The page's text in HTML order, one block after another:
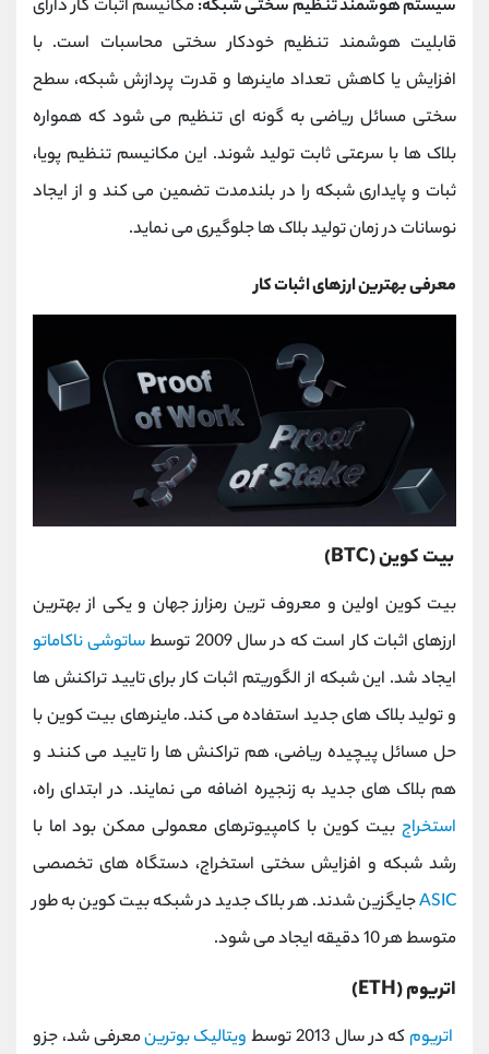
سیستم هوشمند تنظیم سختی شبکه:مکانیسم اثبات کار دارای
قابلیت هوشمند تنظیم خودکار سختی محاسبات است. با
افزایش یا کاهش تعداد ماینرها و قدرت پردازش شبکه، سطح
سختی مسائل ریاضی به گونه ای تنظیم می شود که همواره
بلاک ها با سرعتی ثابت تولید شوند. این مکانیسم تنظیم پویا،
ثبات و پایداری شبکه را در بلندمدت تضمین می کند و از ایجاد
نوسانات در زمان تولید بلاک ها جلوگیری می نماید.
معرفی بهترین ارزهای اثبات کار
بیت کوین (BTC)
بیت کوین اولین و معروف ترین رمزارز جهان و یکی از بهترین
ارزهای اثبات کار است که در سال 2009 توسط
ساتوشی ناکاماتو
ایجاد شد. این شبکه از الگوریتم اثبات کار برای تایید تراکنش ها
و تولید بلاک های جدید استفاده می کند. ماینرهای بیت کوین با
حل مسائل پیچیده ریاضی، هم تراکنش ها را تایید می کنند و
هم بلاک های جدید به زنجیره اضافه می نمایند. در ابتدای راه،
استخراج بیت کوین با کامپیوترهای معمولی ممکن بود اما با
رشد شبکه و افزایش سختی استخراج، دستگاه های تخصصی
ASICجایگزین شدند. هر بلاک جدید در شبکه بیت کوین به طور
متوسط هر 10 دقیقه ایجاد می شود.
اتریوم (ETH)
اتریوم که در سال 2013 توسط ویتالیک بوترینمعرفی شد، جزو